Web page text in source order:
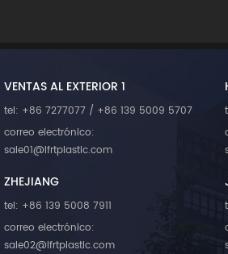
VENTAS AL EXTERIOR 1
tel: +86 7277077 / +86 139 5009 5707
correo electrónico:
sale01@lfrtplastic.com
ZHEJIANG
tel: +86 139 5008 7911
correo electrónico:
sale02@lfrtplastic.com